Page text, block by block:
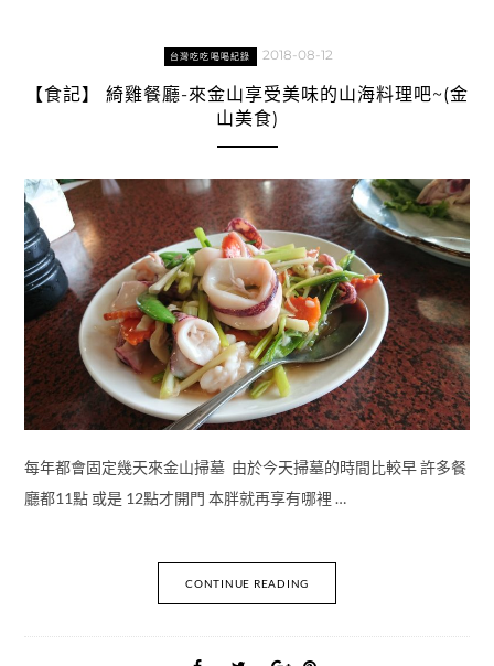
台灣吃吃喝喝紀錄 2018-08-12
【食記】 綺雞餐廳-來金山享受美味的山海料理吧~(金
山美食)
每年都會固定幾天來金山掃墓 由於今天掃墓的時間比較早 許多餐
廳都11點 或是 12點才開門 本胖就再享有哪裡 …
CONTINUE READING